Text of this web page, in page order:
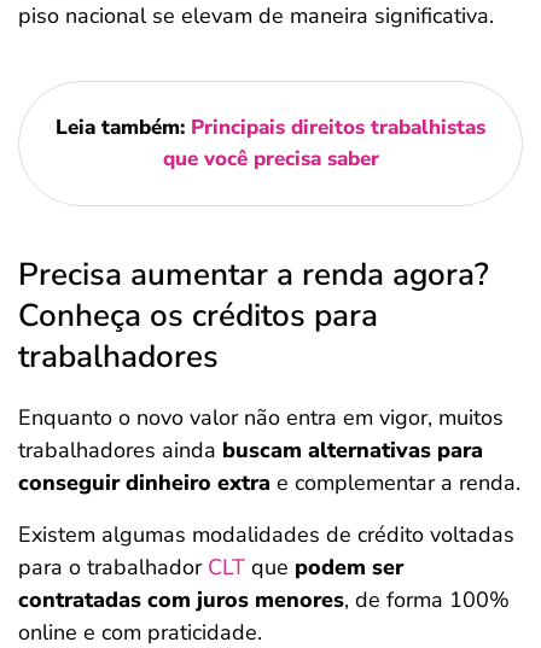
piso nacional se elevam de maneira significativa.
Leia também: Principais direitos trabalhistas
que você precisa saber
Precisa aumentar a renda agora?
Conheça os créditos para
trabalhadores
Enquanto o novo valor não entra em vigor, muitos
trabalhadores ainda buscam alternativas para
conseguir dinheiro extra e complementar a renda.
Existem algumas modalidades de crédito voltadas
para o trabalhador CLT que podem ser
contratadas com juros menores, de forma 100%
online e com praticidade.